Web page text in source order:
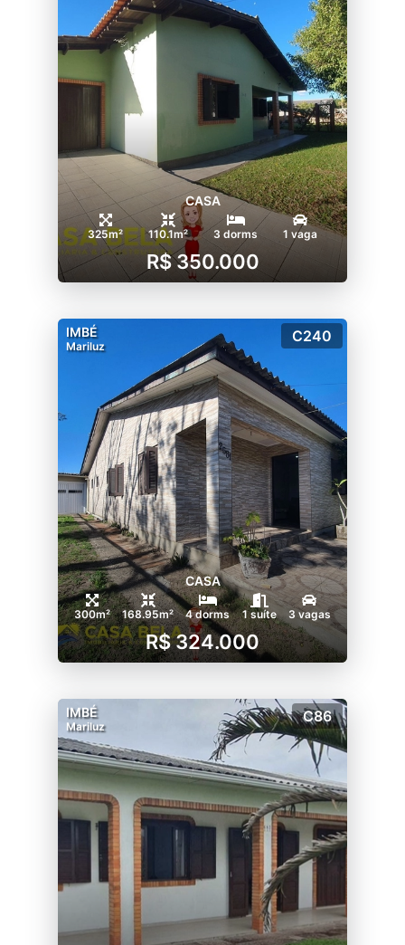
CASA
325m² 110.1m² 3 dorms 1 vaga
R$ 350.000
IMBÉ
Mariluz
C240
CASA
300m² 168.95m² 4 dorms 1 suíte 3 vagas
R$ 324.000
IMBÉ
Mariluz
C86